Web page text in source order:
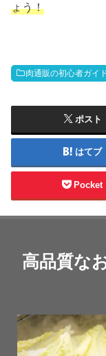
ょう！
肉通販の初心者ガイ
ポスト
はてブ
Pocket
高品質な